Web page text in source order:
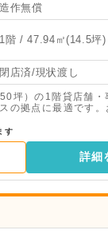
造作無償
1階 / 47.94㎡(14.5坪)
閉店済/現状渡し
坪）の1階貸店舗・
の拠点に最適です。
す
詳細